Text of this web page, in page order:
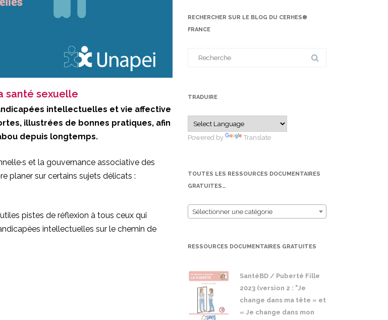
santé sexuelle
intellectuelles et vie affective
illustrées de bonnes pratiques, afin
depuis longtemps.
et la gouvernance associative des
planer sur certains sujets délicats :
pistes de réflexion à tous ceux qui
intellectuelles sur le chemin de
RECHERCHER SUR LE BLOG DU CERHES®
FRANCE
TRADUIRE
Powered by Translate
TOUTES LES RESSOURCES DOCUMENTAIRES
GRATUITES…
Sélectionner une catégorie
RESSOURCES DOCUMENTAIRES GRATUITES
SantéBD / Puberté Fille
2023 (version 2 : "Je
change dans ma tête » et
« Je change dans mon